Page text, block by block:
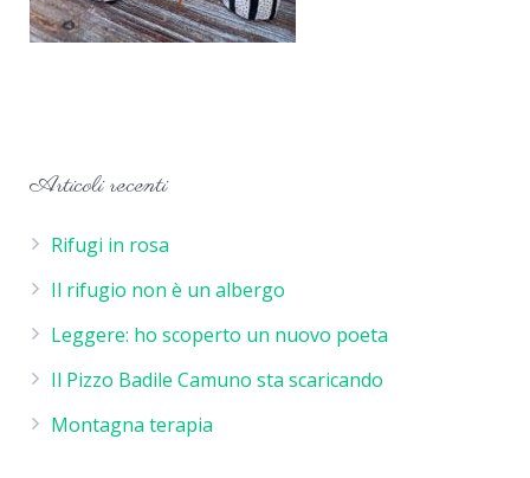
Articoli recenti
Rifugi in rosa
Il rifugio non è un albergo
Leggere: ho scoperto un nuovo poeta
Il Pizzo Badile Camuno sta scaricando
Montagna terapia